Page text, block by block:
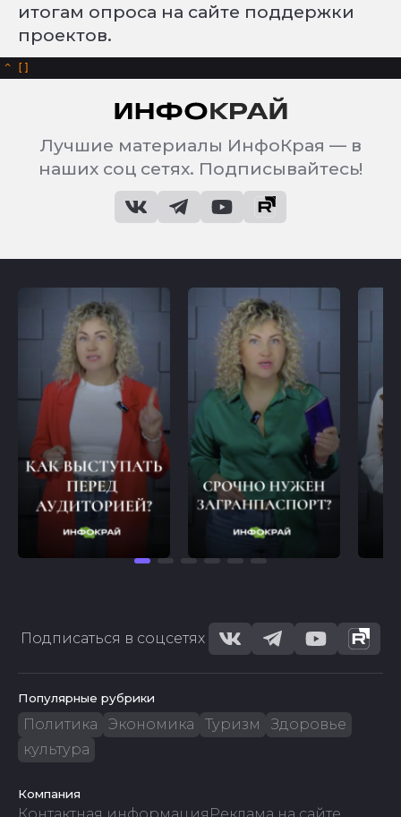
итогам опроса на сайте поддержки
проектов.
^
Лучшие материалы ИнфоКрая — в
наших соц сетях. Подписывайтесь!
Подписаться в соцсетях
Популярные рубрики
Политика Экономика Туризм
Здоровье
культура
Компания